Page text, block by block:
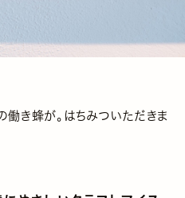
働き蜂が。はちみついただきま